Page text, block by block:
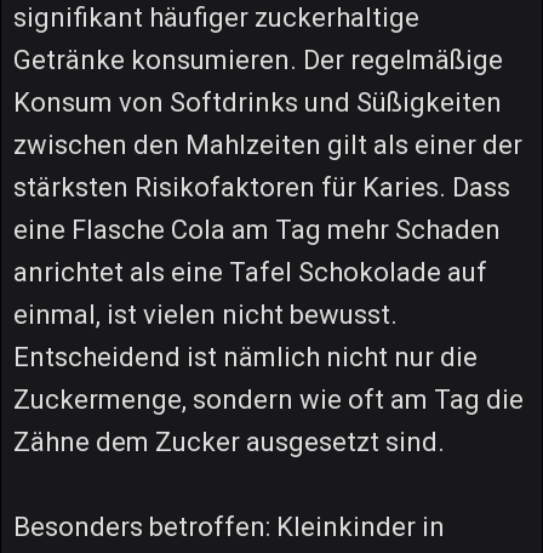
signifikant häufiger zuckerhaltige
Getränke konsumieren. Der regelmäßige
Konsum von Softdrinks und Süßigkeiten
zwischen den Mahlzeiten gilt als einer der
stärksten Risikofaktoren für Karies. Dass
eine Flasche Cola am Tag mehr Schaden
anrichtet als eine Tafel Schokolade auf
einmal, ist vielen nicht bewusst.
Entscheidend ist nämlich nicht nur die
Zuckermenge, sondern wie oft am Tag die
Zähne dem Zucker ausgesetzt sind.
Besonders betroffen: Kleinkinder in